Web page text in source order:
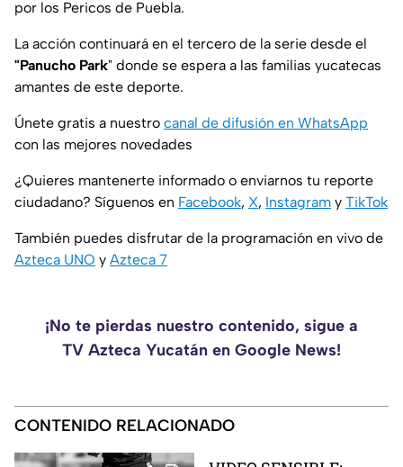
por los Pericos de Puebla.
La acción continuará en el tercero de la serie desde el
"Panucho Park" donde se espera a las familias yucatecas
amantes de este deporte.
Únete gratis a nuestro canal de difusión en WhatsApp
con las mejores novedades
¿Quieres mantenerte informado o enviarnos tu reporte
ciudadano? Síguenos en Facebook, X, Instagram y TikTok
También puedes disfrutar de la programación en vivo de
Azteca UNO y Azteca 7
¡No te pierdas nuestro contenido, sigue a
TV Azteca Yucatán en Google News!
CONTENIDO RELACIONADO